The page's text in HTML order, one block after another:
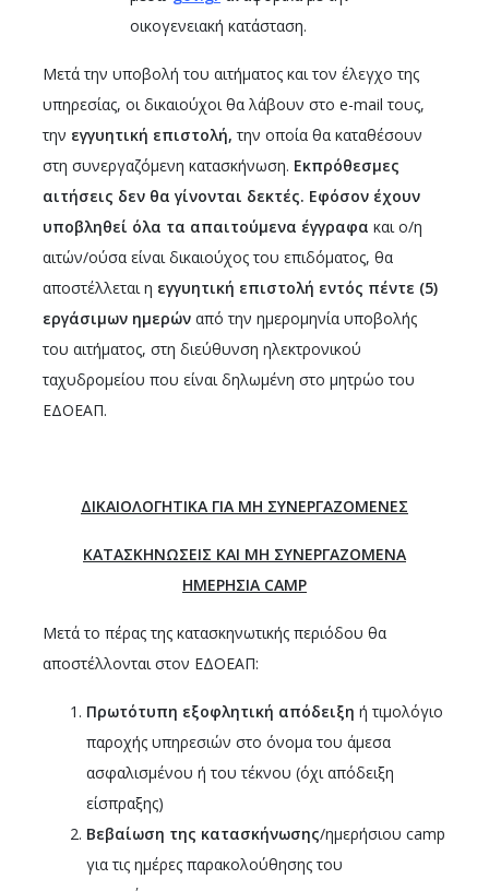
οικογενειακή κατάσταση.
Μετά την υποβολή του αιτήματος και τον έλεγχο της
υπηρεσίας, οι δικαιούχοι θα λάβουν στο e-mail τους,
την εγγυητική επιστολή, την οποία θα καταθέσουν
στη συνεργαζόμενη κατασκήνωση. Εκπρόθεσμες
αιτήσεις δεν θα γίνονται δεκτές. Εφόσον έχουν
υποβληθεί όλα τα απαιτούμενα έγγραφα και ο/η
αιτών/ούσα είναι δικαιούχος του επιδόματος, θα
αποστέλλεται η εγγυητική επιστολή εντός πέντε (5)
εργάσιμων ημερών από την ημερομηνία υποβολής
του αιτήματος, στη διεύθυνση ηλεκτρονικού
ταχυδρομείου που είναι δηλωμένη στο μητρώο του
ΕΔΟΕΑΠ.
ΔΙΚΑΙΟΛΟΓΗΤΙΚΑ ΓΙΑ ΜΗ ΣΥΝΕΡΓΑΖΟΜΕΝΕΣ
ΚΑΤΑΣΚΗΝΩΣΕΙΣ ΚΑΙ ΜΗ ΣΥΝΕΡΓΑΖΟΜΕΝΑ
ΗΜΕΡΗΣΙΑ CAMP
Μετά το πέρας της κατασκηνωτικής περιόδου θα
αποστέλλονται στον ΕΔΟΕΑΠ:
Πρωτότυπη εξοφλητική απόδειξη ή τιμολόγιο
παροχής υπηρεσιών στο όνομα του άμεσα
ασφαλισμένου ή του τέκνου (όχι απόδειξη
είσπραξης)
Βεβαίωση της κατασκήνωσης/ημερήσιου camp
για τις ημέρες παρακολούθησης του